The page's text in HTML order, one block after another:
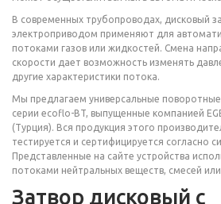
В современных трубопроводах, дисковый
электроприводом применяют для
потоками газов или жидкостей. Смена
скорости дает возможность изменять
другие характеристики потока.
Мы предлагаем универсальные поворотные
серии ecoflo-BT, выпущенные компанией
(Турция). Вся продукция этого
тестируется и сертифицируется согласно
Представленные на сайте устройства
потоками нейтральных веществ, смесей или
Затвор дисковый с